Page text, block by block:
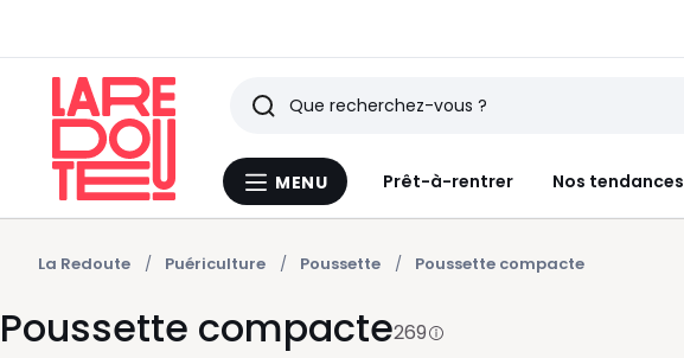
Menu
MENU Prêt-à-rentrer Nos tendances
Rechercher
Derniers
articles
vus
La Redoute Puériculture Poussette Poussette compacte
Poussette compacte269